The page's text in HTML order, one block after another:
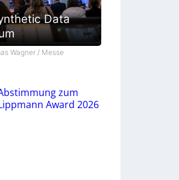
Data
Wagner / Messe
zum
Award 2026